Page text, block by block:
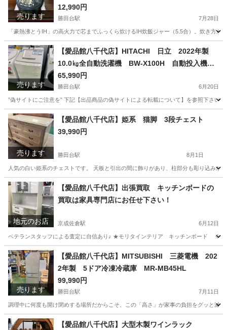
売ります
12,990円
勝田台駅 7月28日
「豪熱沸とうIH」の高火力で芯までふっくら炊けるIH炊飯ジャー（5.5合）。炊き方
千葉 八千代市 勝田台駅 キッチン家電 商品
売ります
【愛品館八千代店】HITACHI 日立 2022年製
10.0㎏全自動洗濯機 BW-X100H 自動投入機能
付き
65,990円
勝田台駅 6月20日
”偽サイトにご注意を” 下記【出品商品の偽サイトによる転載について】を参照下さ
千葉 八千代市 勝田台駅 生活家電 商品
売ります
【愛品館八千代店】姫系 猫脚 3段チェスト
39,990円
勝田台駅 8月1日
人気の白い姫系のチェストです。 天板と引出の間に飾りがあり、柱部分も彫り込み
千葉 八千代市 勝田台駅 収納家具 商品
地元のお店
【愛品館八千代店】出張買取 キッチンボードの
買取は家具専門店にお任せ下さい！
京成佐倉駅 6月12日
ベテランスタッフによる査定に自信あり♪ ★モリタインテリア キッチンボード ※使
千葉 佐倉市 京成佐倉駅 リサイクルショップ 千葉
佐倉市 京成佐倉駅 リサイクルショップ 買取
売ります
【愛品館八千代店】MITSUBISHI 三菱電機 202
2年製 5ドア冷凍冷蔵庫 MR-MB45HL
99,990円
勝田台駅 7月11日
調理中に何度も開け閉めする場所だからこそ、この「高さ」が家事の負担をグッと減
千葉 八千代市 勝田台駅 キッチン家電
【愛品館八千代店】大型木製ワインラック